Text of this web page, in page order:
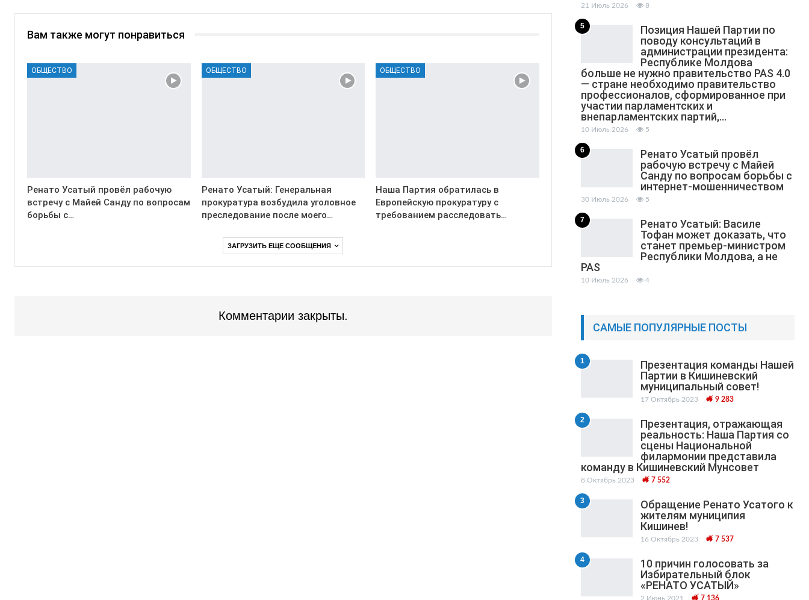
Вам также могут понравиться
ОБЩЕСТВО
Ренато Усатый провёл рабочую
встречу с Майей Санду по вопросам
борьбы с…
ОБЩЕСТВО
Ренато Усатый: Генеральная
прокуратура возбудила уголовное
преследование после моего…
ОБЩЕСТВО
Наша Партия обратилась в
Европейскую прокуратуру с
требованием расследовать…
ЗАГРУЗИТЬ ЕЩЕ СООБЩЕНИЯ
Комментарии закрыты.
21 Июль 2026 8
5
Позиция Нашей Партии по
поводу консультаций в
администрации президента:
Республике Молдова
больше не нужно правительство PAS 4.0
— стране необходимо правительство
профессионалов, сформированное при
участии парламентских и
внепарламентских партий,…
10 Июль 2026 5
6
Ренато Усатый провёл
рабочую встречу с Майей
Санду по вопросам борьбы с
интернет-мошенничеством
30 Июль 2026 5
7
Ренато Усатый: Василе
Тофан может доказать, что
станет премьер-министром
Республики Молдова, а не
PAS
10 Июль 2026 4
САМЫЕ ПОПУЛЯРНЫЕ ПОСТЫ
1
Презентация команды Нашей
Партии в Кишиневский
муниципальный cовет!
17 Октябрь 2023 9 283
2
Презентация, отражающая
реальность: Наша Партия со
сцены Национальной
филармонии представила
команду в Кишиневский Мунсовет
8 Октябрь 2023 7 552
3
Обращение Ренато Усатого к
жителям муниципия
Кишинев!
16 Октябрь 2023 7 537
4
10 причин голосовать за
Избирательный блок
«РЕНАТО УСАТЫЙ»
2 Июнь 2021 7 136